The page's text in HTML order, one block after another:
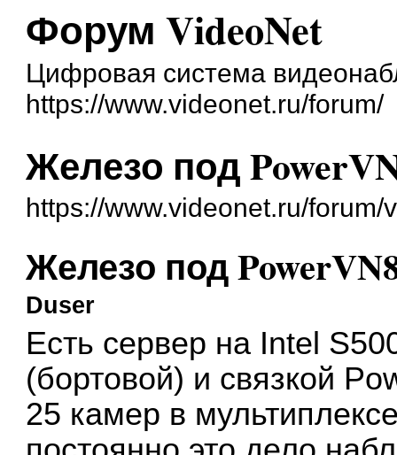
Форум VideoNet
Цифровая система
https://www.videonet.ru/forum/
Железо под
https://www.videonet.ru/
Железо под
Duser
Есть сервер на Intel
(бортовой) и связкой
25 камер в